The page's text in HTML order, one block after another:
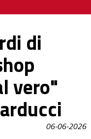
di
vero"
06-06-2026